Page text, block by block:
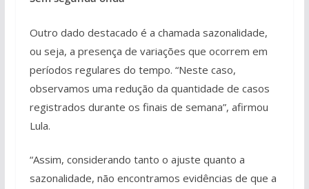
Outro dado destacado é a chamada sazonalidade,
ou seja, a presença de variações que ocorrem em
períodos regulares do tempo. “Neste caso,
observamos uma redução da quantidade de casos
registrados durante os finais de semana”, afirmou
Lula.
“Assim, considerando tanto o ajuste quanto a
sazonalidade, não encontramos evidências de que a